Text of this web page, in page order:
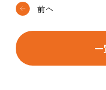
前へ